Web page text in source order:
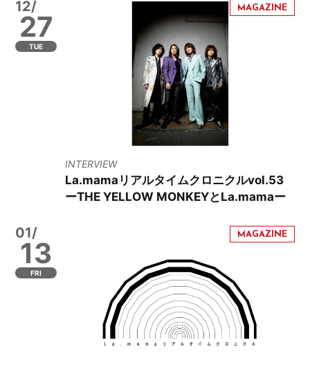
12/
27
TUE
INTERVIEW
La.mamaリアルタイムクロニクルvol.53
ーTHE YELLOW MONKEYとLa.mamaー
01/
13
FRI